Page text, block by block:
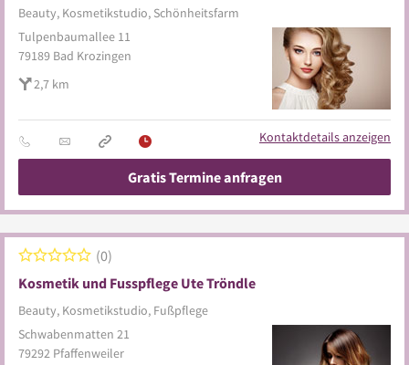
Beauty, Kosmetikstudio, Schönheitsfarm
Tulpenbaumallee 11
79189 Bad Krozingen
2,7 km
Kontaktdetails anzeigen
Gratis Termine anfragen
Kosmetik und Fusspflege Ute Tröndle
Beauty, Kosmetikstudio, Fußpflege
0
Schwabenmatten 21
79292 Pfaffenweiler